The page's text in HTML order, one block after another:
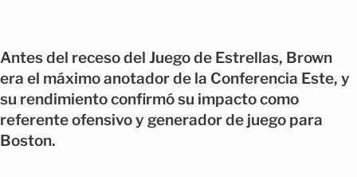
Antes del receso del Juego de Estrellas, Brown
era el máximo anotador de la Conferencia Este, y
su rendimiento confirmó su impacto como
referente ofensivo y generador de juego para
Boston.